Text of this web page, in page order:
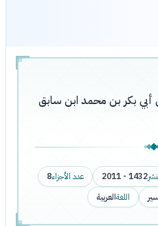
أبي بكر بن محمد ابن سابق
1432 - 2011 عدد الأجزاء8
اللغةالعربية